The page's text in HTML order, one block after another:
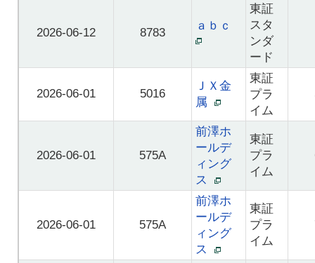
2026-06-12 8783
ａｂｃ
東証
スタ
ンダ
ード
2026-06-01 5016
ＪＸ金
属
東証
プラ
イム
2026-06-01 575A
前澤ホ
ールデ
ィング
ス
東証
プラ
イム
2026-06-01 575A
前澤ホ
ールデ
ィング
ス
東証
プラ
イム